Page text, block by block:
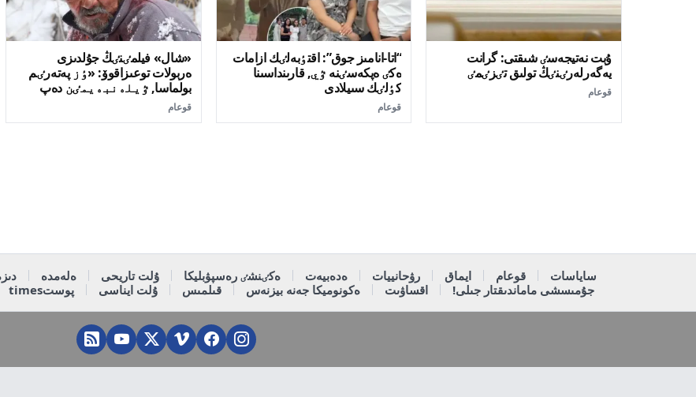
ۇبت نەتيجەسٸ شىقتى: گرانت
يەگەرلەرٸنٸڭ تولىق تٸزٸمٸ
قوعام
“اتا-انامىز جوق”: اقتٶبەلٸك ازامات
ەكٸ ەپكەسٸنە ٷي, قارىنداسىنا
كٶلٸك سىيلادى
قوعام
«شال» فيلمٸنٸڭ جۇلدىزى
ەربولات توعىزاقوۆ: «ٶز پەتەرٸم
بولماسا, ٷيلەنبەيمٸن دەپ
سٶز بەرگەنمٸن»
قوعام
ساياسات قوعام ايماق رۋحانييات ەدەبيەت ەكٸنشٸ رەسپۋبليكا ۇلت تاريحى ەلەمدە
جۇمىسشى ماماندىقتار جىلى!
اقساۋىت ەكونوميكا جەنە بيزنەس قىلمىس ۇلت ايناسى پوستtimes